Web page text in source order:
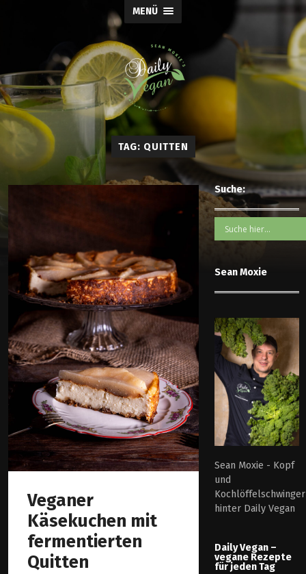
MENÜ
TAG: QUITTEN
Veganer
Käsekuchen mit
fermentierten
Quitten
Suche:
Sean Moxie
Sean Moxie - Kopf
und
Kochlöffelschwinger
hinter Daily Vegan
Daily Vegan –
vegane Rezepte
für jeden Tag